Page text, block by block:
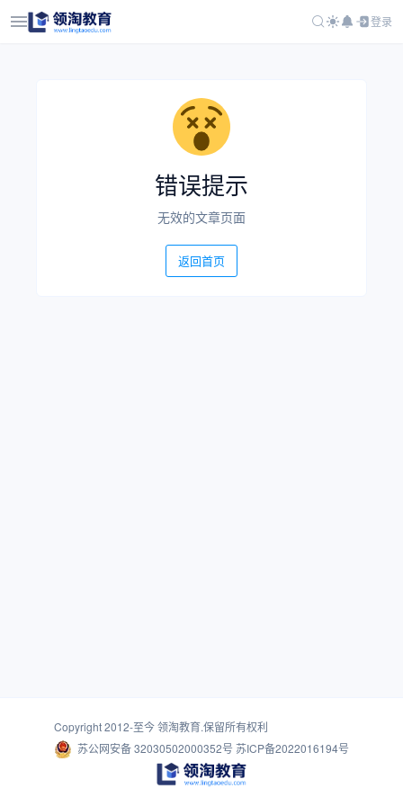
登录
错误提示
无效的文章页面
返回首页
Copyright 2012-至今领淘教育.保留所有权利
苏公网安备 32030502000352号 苏ICP备2022016194号